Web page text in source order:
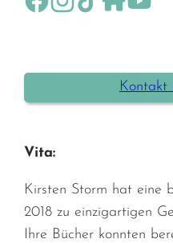
Kontakt
Vita:
Kirsten Storm hat eine
2018 zu einzigartigen
Ihre Bücher konnten